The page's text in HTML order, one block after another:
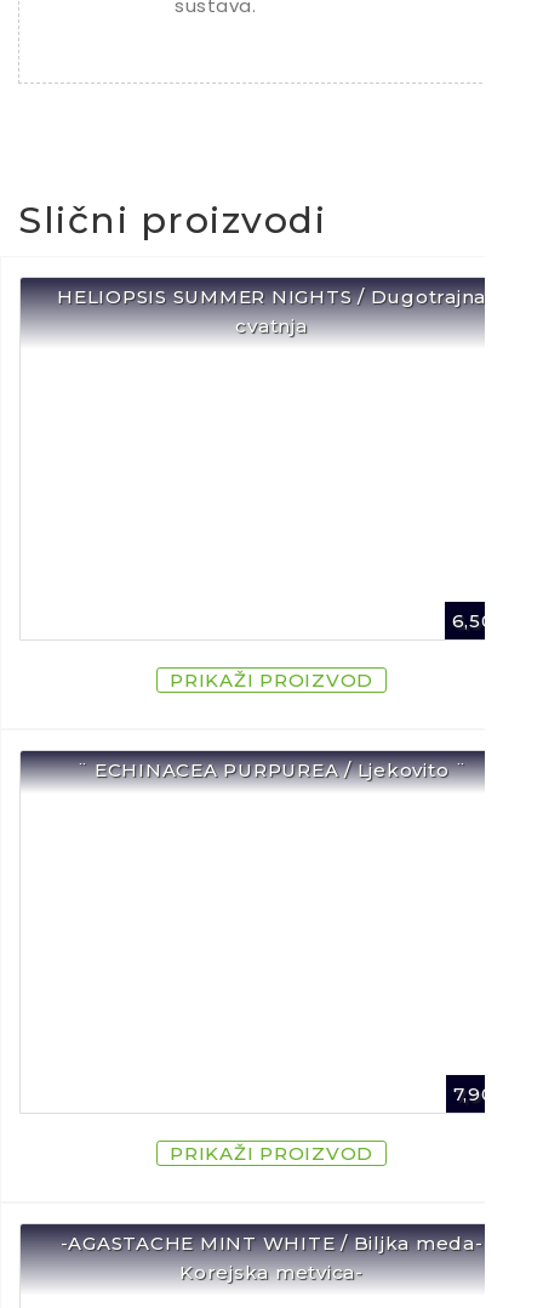
sustava.
Slični proizvodi
HELIOPSIS SUMMER NIGHTS / Dugotrajna
cvatnja
6,50
PRIKAŽI PROIZVOD
¨ ECHINACEA PURPUREA / Ljekovito ¨
7,90
PRIKAŽI PROIZVOD
-AGASTACHE MINT WHITE / Biljka meda-
Korejska metvica-